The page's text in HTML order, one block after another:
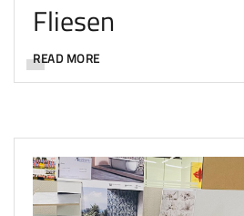
Fliesen
READ MORE